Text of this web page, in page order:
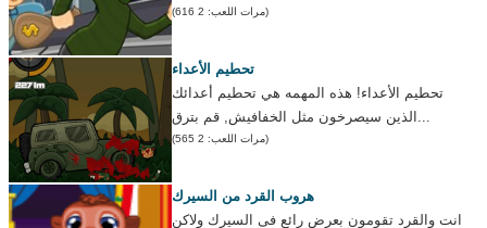
(مرات اللعب: 2 616)
تحطيم الأعداء
تحطيم الأعداء! هذه المهمه هي تحطيم أعدائك
الذين سيصرخون مثل الخفافيش, قم بترق...
(مرات اللعب: 2 565)
هروب القرد من السيرك
انت والقرد تقومون بعرض رائع فى السيرك ولاكن